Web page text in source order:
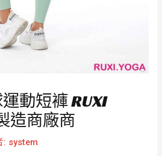
動短褲 RUXI
造商廠商
: system